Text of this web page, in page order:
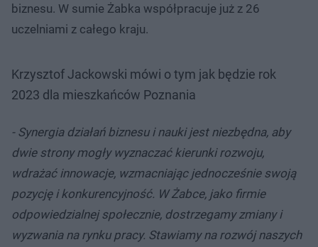
biznesu. W sumie Żabka współpracuje już z 26
uczelniami z całego kraju.
Krzysztof Jackowski mówi o tym jak będzie rok
2023 dla mieszkańców Poznania
- Synergia działań biznesu i nauki jest niezbędna, aby
dwie strony mogły wyznaczać kierunki rozwoju,
wdrażać innowacje, wzmacniając jednocześnie swoją
pozycję i konkurencyjność. W Żabce, jako firmie
odpowiedzialnej społecznie, dostrzegamy zmiany i
wyzwania na rynku pracy. Stawiamy na rozwój naszych